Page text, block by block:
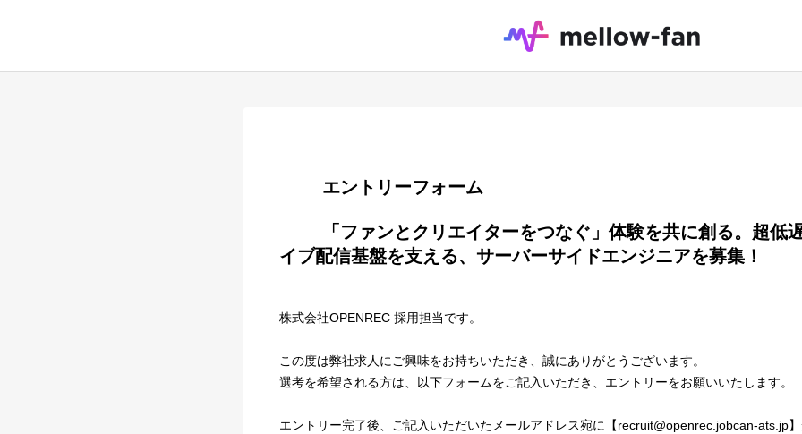
        エントリーフォーム
イブ配信基盤を支える、サーバーサイドエンジニアを募集！
株式会社OPENREC 採用担当です。
この度は弊社求人にご興味をお持ちいただき、誠にありがとうございます。
選考を希望される方は、以下フォームをご記入いただき、エントリーをお願いいたします。
エントリー完了後、ご記入いただいたメールアドレス宛に【recruit@openrec.jobcan-ats.jp】